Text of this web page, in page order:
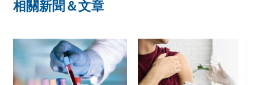
相關新聞＆文章